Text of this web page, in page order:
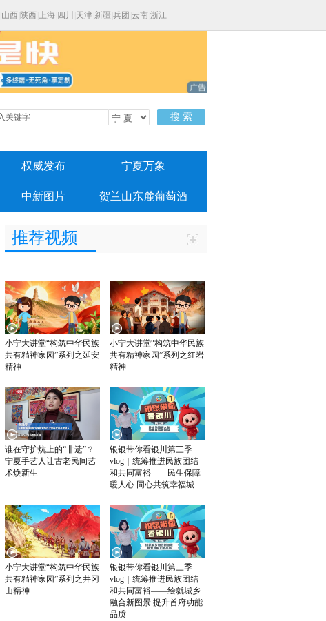
山西 陕西 上海 四川 天津 新疆 兵团 云南 浙江
搜 索
权威发布 宁夏万象
中新图片 贺兰山东麓葡萄酒
推荐视频
小宁大讲堂“构筑中华民族
共有精神家园”系列之延安
精神
小宁大讲堂“构筑中华民族
共有精神家园”系列之红岩
精神
谁在守护炕上的“非遗”？
宁夏手艺人让古老民间艺
术焕新生
银银带你看银川第三季
vlog｜统筹推进民族团结
和共同富裕——民生保障
暖人心 同心共筑幸福城
小宁大讲堂“构筑中华民族
共有精神家园”系列之井冈
山精神
银银带你看银川第三季
vlog｜统筹推进民族团结
和共同富裕——绘就城乡
融合新图景 提升首府功能
品质